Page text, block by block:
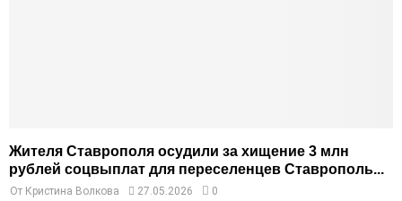
Жителя Ставрополя осудили за хищение 3 млн
рублей соцвыплат для переселенцев Ставрополь...
От Кристина Волкова 27.05.2026 0